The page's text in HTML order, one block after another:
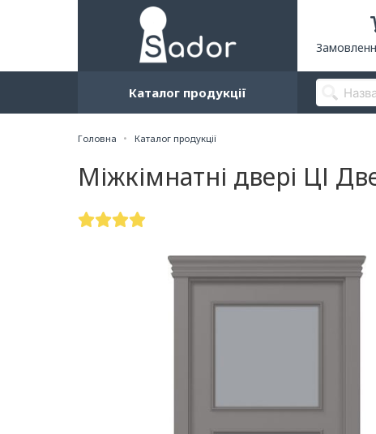
Каталог продукції
Головна Каталог продукції
Міжкімнатні двері ЦІ